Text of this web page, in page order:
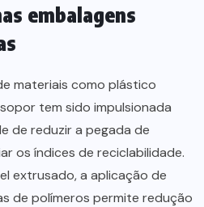
embalagens
materiais como plástico
tem sido impulsionada
de reduzir a pegada de
os índices de reciclabilidade.
extrusado, a aplicação de
de polímeros permite redução